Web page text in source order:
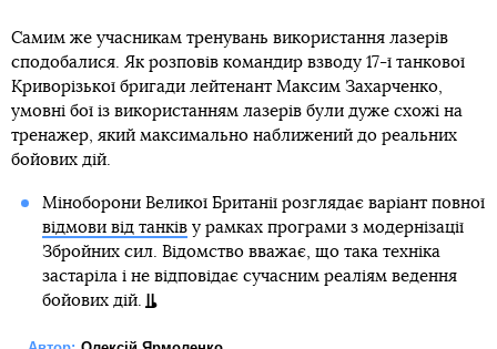
Самим же учасникам тренувань використання лазерів
сподобалися. Як розповів командир взводу 17-ї танкової
Криворізької бригади лейтенант Максим Захарченко,
умовні бої із використанням лазерів були дуже схожі на
тренажер, який максимально наближений до реальних
бойових дій.
Міноборони Великої Британії розглядає варіант повної
відмови від танківу рамках програми з модернізації
Збройних сил. Відомство вважає, що така техніка
застаріла і не відповідає сучасним реаліям ведення
бойових дій.